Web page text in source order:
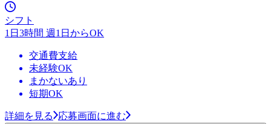
シフト
1日3時間 週1日からOK
交通費支給
未経験OK
まかないあり
短期OK
詳細を見る 応募画面に進む